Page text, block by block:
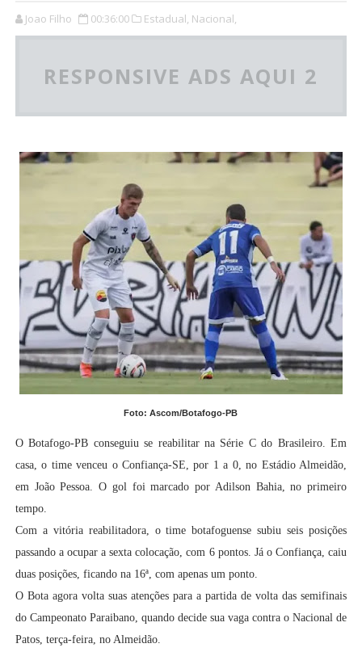
Joao Filho 00:36:00 Estadual, Nacional,
RESPONSIVE ADS AQUI 2
Foto: Ascom/Botafogo-PB
O Botafogo-PB conseguiu se reabilitar na Série C do Brasileiro. Em
casa, o time venceu o Confiança-SE, por 1 a 0, no Estádio Almeidão,
em João Pessoa. O gol foi marcado por Adilson Bahia, no primeiro
tempo.
Com a vitória reabilitadora, o time botafoguense subiu seis posições
passando a ocupar a sexta colocação, com 6 pontos. Já o Confiança, caiu
duas posições, ficando na 16ª, com apenas um ponto.
O Bota agora volta suas atenções para a partida de volta das semifinais
do Campeonato Paraibano, quando decide sua vaga contra o Nacional de
Patos, terça-feira, no Almeidão.